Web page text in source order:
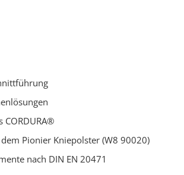
CORDURA®
Pionier Kniepolster (W8 90020)
nach DIN EN 20471